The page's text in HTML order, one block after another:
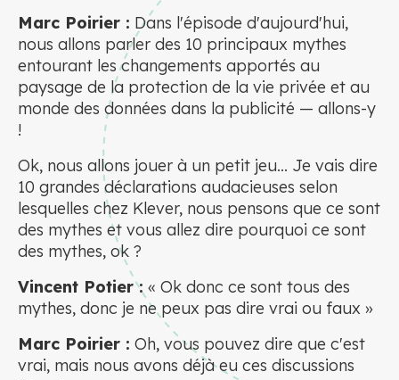
Marc Poirier : Dans l'épisode d'aujourd'hui,
nous allons parler des 10 principaux mythes
entourant les changements apportés au
paysage de la protection de la vie privée et au
monde des données dans la publicité — allons-y
!
Ok, nous allons jouer à un petit jeu... Je vais dire
10 grandes déclarations audacieuses selon
lesquelles chez Klever, nous pensons que ce sont
des mythes et vous allez dire pourquoi ce sont
des mythes, ok ?
Vincent Potier : « Ok donc ce sont tous des
mythes, donc je ne peux pas dire vrai ou faux »
Marc Poirier : Oh, vous pouvez dire que c'est
vrai, mais nous avons déjà eu ces discussions